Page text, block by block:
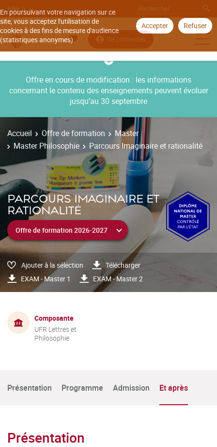
En poursuivant votre navigation sur ce
site, vous acceptez l'utilisation de
cookies à des fins de mesure d'audience
(statistiques anonymes).
Accepter Refuser
Aller à
Se connecter
Offre en cours de modification : les informations
concernant le contenu des enseignements peuvent évoluer
jusqu’au 30 septembre
Accueil Offre de formation
Master
Master Philosophie
Parcours Imaginaire et rationalité
PARCOURS IMAGINAIRE ET
RATIONALITÉ
Ajouter à la sélection
Télécharger
EXAM - Master 1
EXAM - Master 2
Composante
UFR Lettres et
Philosophie
Présentation Programme Admission Et après
Présentation